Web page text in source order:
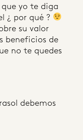
yo te diga
¿ por qué ?
su valor
beneficios de
no te quedes
debemos